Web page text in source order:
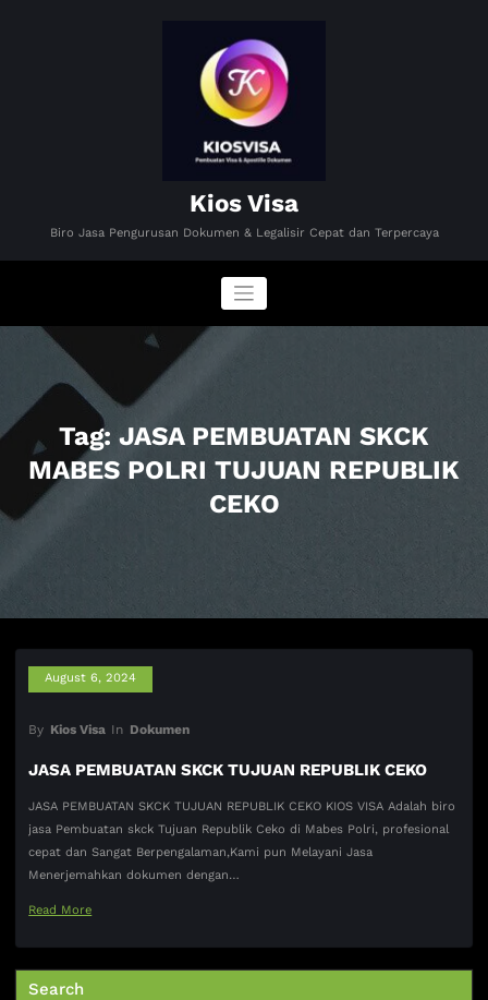
Kios Visa
Biro Jasa Pengurusan Dokumen & Legalisir Cepat dan Terpercaya
Tag: JASA PEMBUATAN SKCK
MABES POLRI TUJUAN REPUBLIK
CEKO
August 6, 2024
By Kios Visa In Dokumen
JASA PEMBUATAN SKCK TUJUAN REPUBLIK CEKO
JASA PEMBUATAN SKCK TUJUAN REPUBLIK CEKO KIOS VISA Adalah biro
jasa Pembuatan skck Tujuan Republik Ceko di Mabes Polri, profesional
cepat dan Sangat Berpengalaman,Kami pun Melayani Jasa
Menerjemahkan dokumen dengan…
Read More
Search